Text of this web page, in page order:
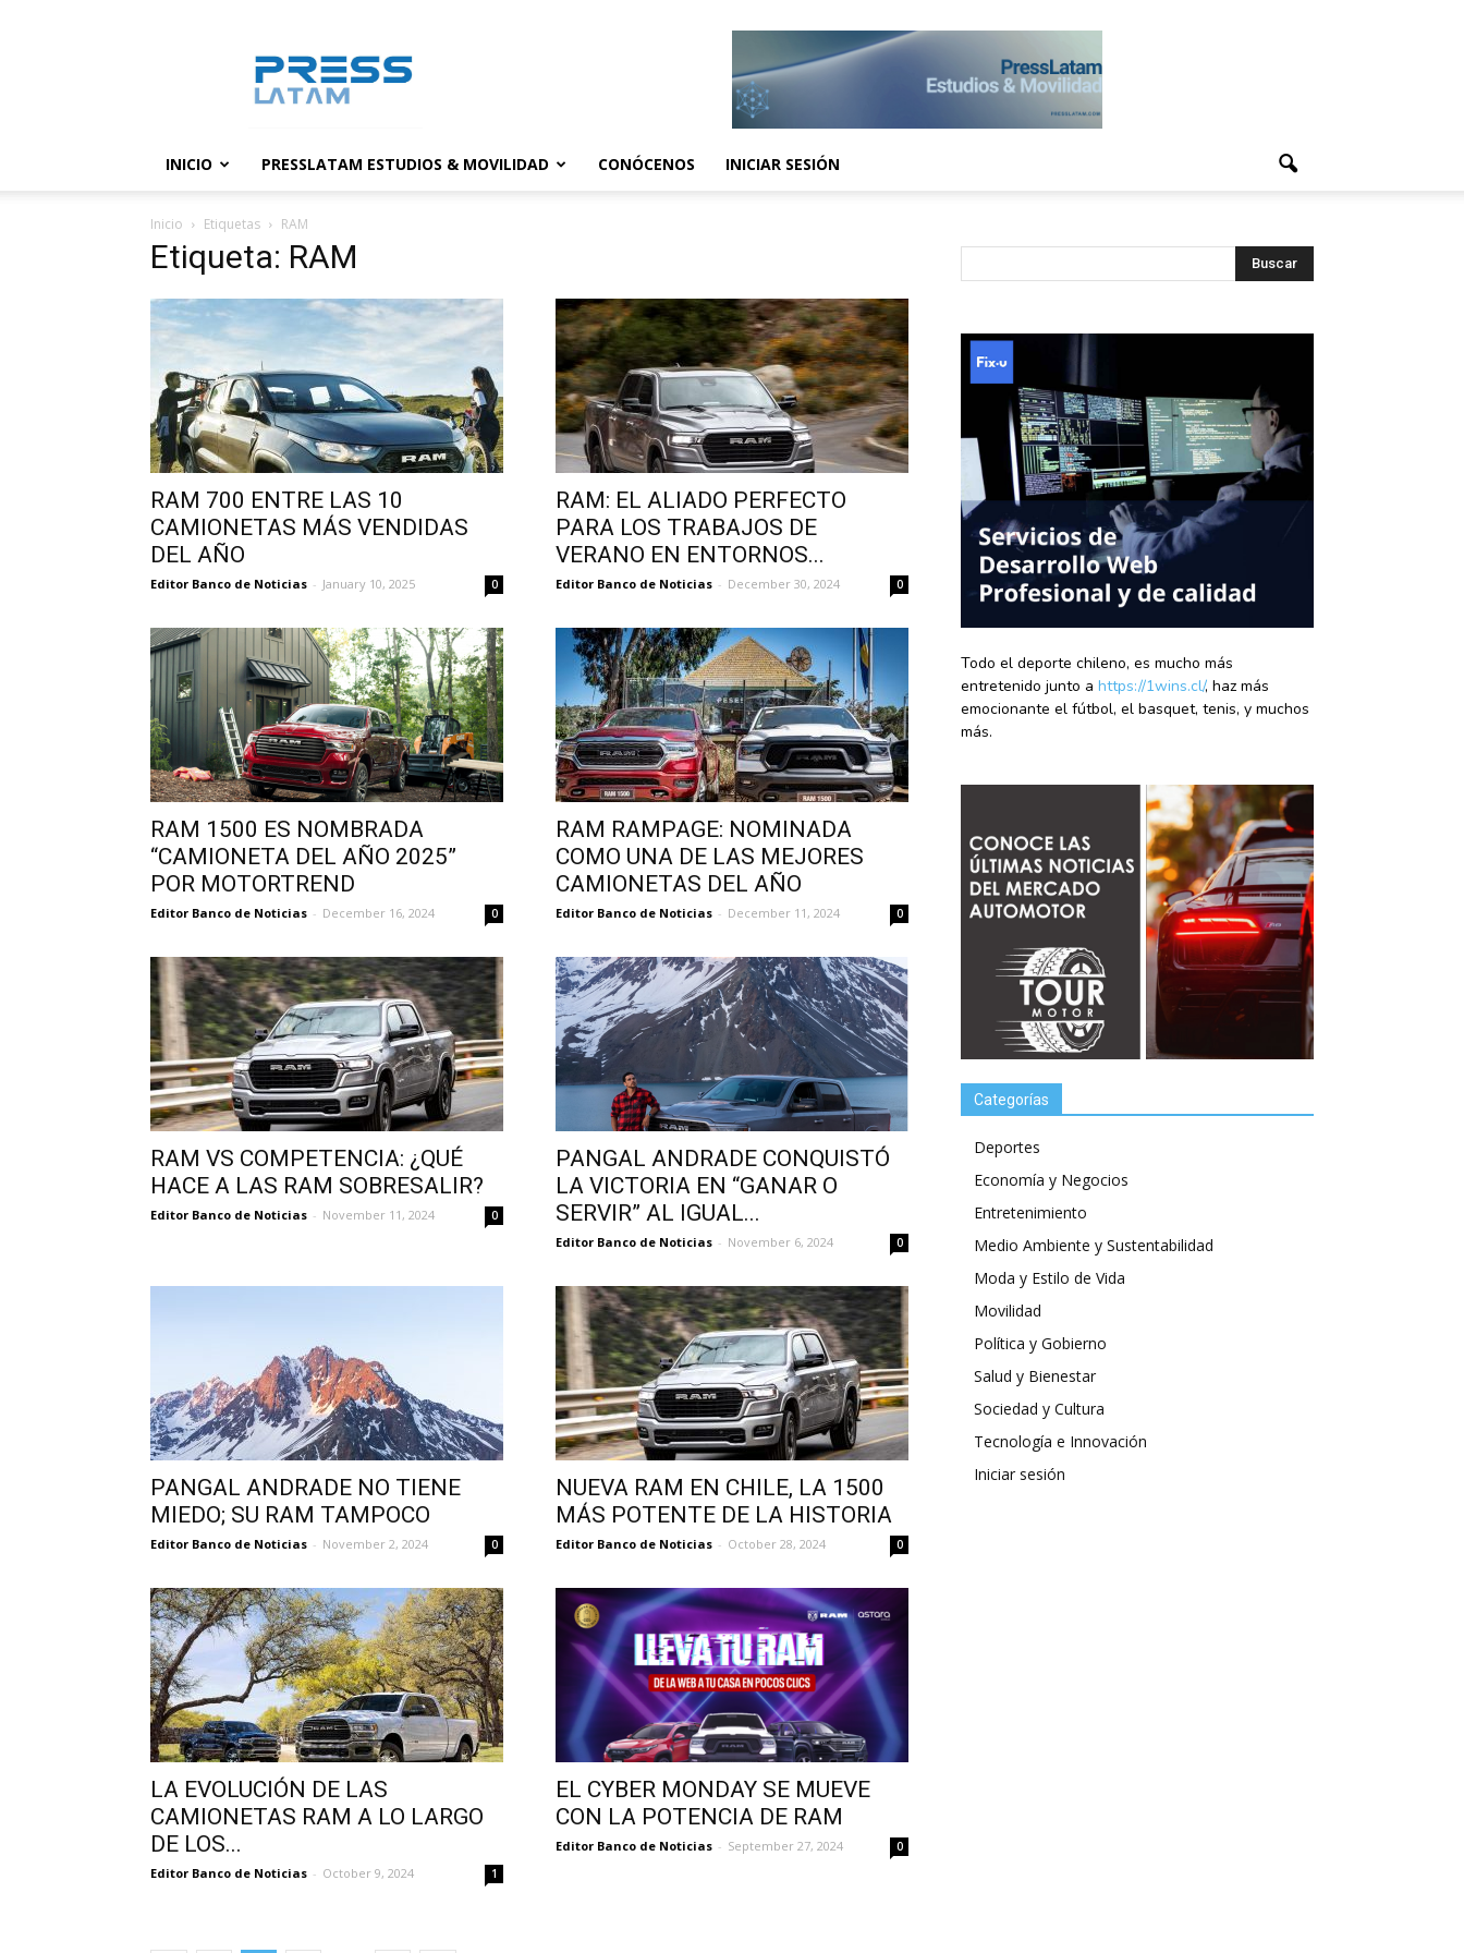
noticias
INICIO PRESSLATAM ESTUDIOS & MOVILIDAD CONÓCENOS INICIAR SESIÓN
Inicio Etiquetas RAM
Etiqueta: RAM
RAM 700 ENTRE LAS 10
CAMIONETAS MÁS VENDIDAS
DEL AÑO
Editor Banco de Noticias - January 10, 2025 0
RAM: EL ALIADO PERFECTO
PARA LOS TRABAJOS DE
VERANO EN ENTORNOS...
Editor Banco de Noticias - December 30, 2024 0
RAM 1500 ES NOMBRADA
“CAMIONETA DEL AÑO 2025”
POR MOTORTREND
Editor Banco de Noticias - December 16, 2024 0
RAM RAMPAGE: NOMINADA
COMO UNA DE LAS MEJORES
CAMIONETAS DEL AÑO
Editor Banco de Noticias - December 11, 2024 0
RAM VS COMPETENCIA: ¿QUÉ
HACE A LAS RAM SOBRESALIR?
Editor Banco de Noticias - November 11, 2024 0
PANGAL ANDRADE CONQUISTÓ
LA VICTORIA EN “GANAR O
SERVIR” AL IGUAL...
Editor Banco de Noticias - November 6, 2024 0
PANGAL ANDRADE NO TIENE
MIEDO; SU RAM TAMPOCO
Editor Banco de Noticias - November 2, 2024 0
NUEVA RAM EN CHILE, LA 1500
MÁS POTENTE DE LA HISTORIA
Editor Banco de Noticias - October 28, 2024 0
LA EVOLUCIÓN DE LAS
CAMIONETAS RAM A LO LARGO
DE LOS...
Editor Banco de Noticias - October 9, 2024 1
EL CYBER MONDAY SE MUEVE
CON LA POTENCIA DE RAM
Editor Banco de Noticias - September 27, 2024 0
Todo el deporte chileno, es mucho más
entretenido junto a https://1wins.cl/, haz más
emocionante el fútbol, el basquet, tenis, y muchos
más.
Categorías
Deportes
Economía y Negocios
Entretenimiento
Medio Ambiente y Sustentabilidad
Moda y Estilo de Vida
Movilidad
Política y Gobierno
Salud y Bienestar
Sociedad y Cultura
Tecnología e Innovación
Iniciar sesión